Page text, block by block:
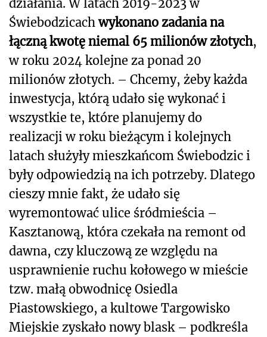
działania. W latach 2019-2023 w
Świebodzicachwykonano zadania na
łączną kwotę niemal 65 milionów złotych,
w roku 2024 kolejne za ponad 20
milionów złotych. – Chcemy, żeby każda
inwestycja, którą udało się wykonać i
wszystkie te, które planujemy do
realizacji w roku bieżącym i kolejnych
latach służyły mieszkańcom Świebodzic i
były odpowiedzią na ich potrzeby. Dlatego
cieszy mnie fakt, że udało się
wyremontować ulice śródmieścia –
Kasztanową, która czekała na remont od
dawna, czy kluczową ze względu na
usprawnienie ruchu kołowego w mieście
tzw. małą obwodnicę Osiedla
Piastowskiego, a kultowe Targowisko
Miejskie zyskało nowy blask – podkreśla